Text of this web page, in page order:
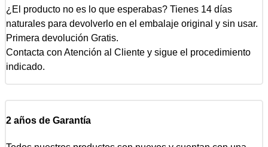
¿El producto no es lo que esperabas? Tienes 14 días
naturales para devolverlo en el embalaje original y sin usar.
Primera devolución Gratis.
Contacta con Atención al Cliente y sigue el procedimiento
indicado.
2 años de Garantía